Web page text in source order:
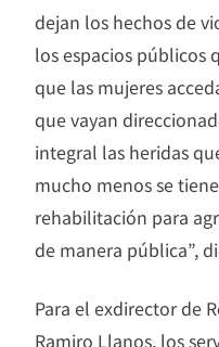
dejan los hechos de
los espacios públicos
que las mujeres
que vayan
integral las heridas
mucho menos se
rehabilitación para
de manera pública”,
Para el exdirector de
Ramiro Llanos, los